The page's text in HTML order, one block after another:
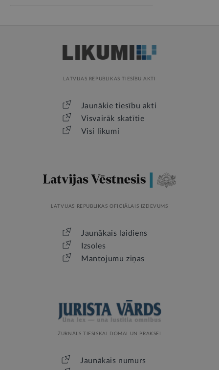
LATVIJAS REPUBLIKAS TIESĪBU AKTI
Jaunākie tiesību akti
Visvairāk skatītie
Visi likumi
LATVIJAS REPUBLIKAS OFICIĀLAIS IZDEVUMS
Jaunākais laidiens
Izsoles
Mantojumu ziņas
ŽURNĀLS TIESISKAI DOMAI UN PRAKSEI
Jaunākais numurs